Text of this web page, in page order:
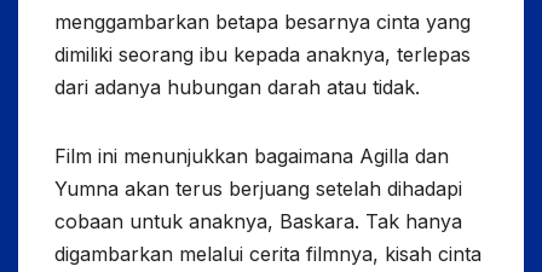
menggambarkan betapa besarnya cinta yang
dimiliki seorang ibu kepada anaknya, terlepas
dari adanya hubungan darah atau tidak.
Film ini menunjukkan bagaimana Agilla dan
Yumna akan terus berjuang setelah dihadapi
cobaan untuk anaknya, Baskara. Tak hanya
digambarkan melalui cerita filmnya, kisah cinta